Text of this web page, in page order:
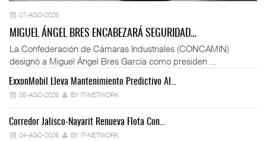
07-AGO-2026
MIGUEL ÁNGEL BRES ENCABEZARÁ SEGURIDAD…
La Confederación de Cámaras Industriales (CONCAMIN)
designó a Miguel Ángel Bres García como presiden ...
ExxonMobil Lleva Mantenimiento Predictivo Al…
05-AGO-2026 BY IT-NETWORK
Corredor Jalisco-Nayarit Renueva Flota Con…
04-AGO-2026 BY IT-NETWORK